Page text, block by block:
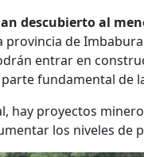
descubierto al
provincia de
entrar en
fundamental de
hay proyectos
los niveles de